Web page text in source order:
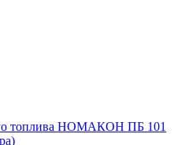
топлива НОМАКОН ПБ 101